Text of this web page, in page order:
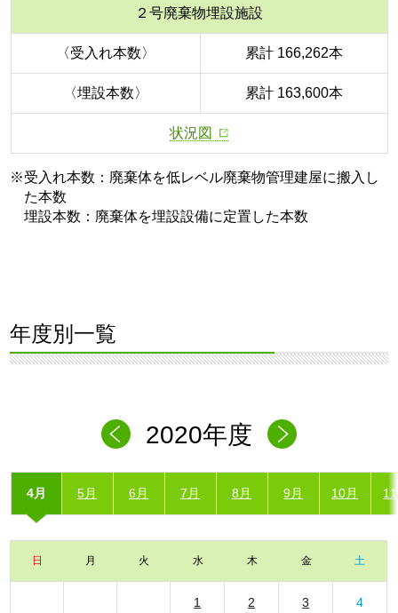
２号廃棄物埋設施設
〈受入れ本数〉 累計 166,262本
〈埋設本数〉 累計 163,600本
状況図
※受入れ本数：廃棄体を低レベル廃棄物管理建屋に搬入し
た本数
埋設本数：廃棄体を埋設設備に定置した本数
年度別一覧
2020年度
4月 5月 6月 7月 8月 9月 10月
日 月 火 水 木 金 土
1 2 3 4